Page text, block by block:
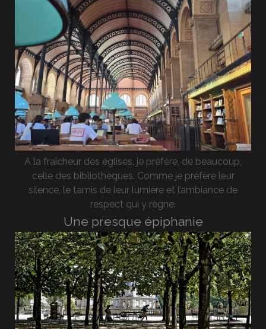
A la fraîcheur des églises, je préfère, de beaucoup,
celle des bibliothèques. Comme je préfère leur
silence, le tamis de leur lumière et l’ambiance de
respect qui y règne.
Une presque épiphanie